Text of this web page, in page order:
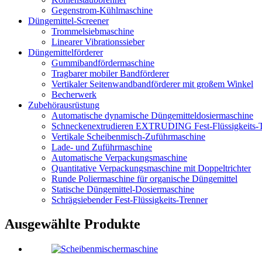
Gegenstrom-Kühlmaschine
Düngemittel-Screener
Trommelsiebmaschine
Linearer Vibrationssieber
Düngemittelförderer
Gummibandfördermaschine
Tragbarer mobiler Bandförderer
Vertikaler Seitenwandbandförderer mit großem Winkel
Becherwerk
Zubehörausrüstung
Automatische dynamische Düngemitteldosiermaschine
Schneckenextrudieren EXTRUDING Fest-Flüssigkeits-
Vertikale Scheibenmisch-Zuführmaschine
Lade- und Zuführmaschine
Automatische Verpackungsmaschine
Quantitative Verpackungsmaschine mit Doppeltrichter
Runde Poliermaschine für organische Düngemittel
Statische Düngemittel-Dosiermaschine
Schrägsiebender Fest-Flüssigkeits-Trenner
Ausgewählte Produkte